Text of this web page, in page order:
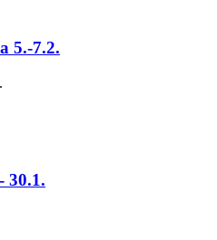
5.-7.2.
30.1.